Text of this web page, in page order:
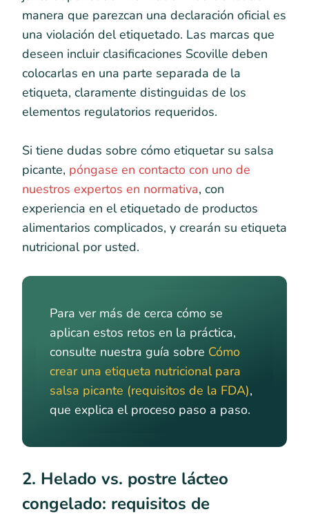
manera que parezcan una declaración oficial es
una violación del etiquetado. Las marcas que
deseen incluir clasificaciones Scoville deben
colocarlas en una parte separada de la
etiqueta, claramente distinguidas de los
elementos regulatorios requeridos.
Si tiene dudas sobre cómo etiquetar su salsa
picante, póngase en contacto con uno de
nuestros expertos en normativa, con
experiencia en el etiquetado de productos
alimentarios complicados, y crearán su etiqueta
nutricional por usted.
Para ver más de cerca cómo se
aplican estos retos en la práctica,
consulte nuestra guía sobre Cómo
crear una etiqueta nutricional para
salsa picante (requisitos de la FDA),
que explica el proceso paso a paso.
2. Helado vs. postre lácteo
congelado: requisitos de